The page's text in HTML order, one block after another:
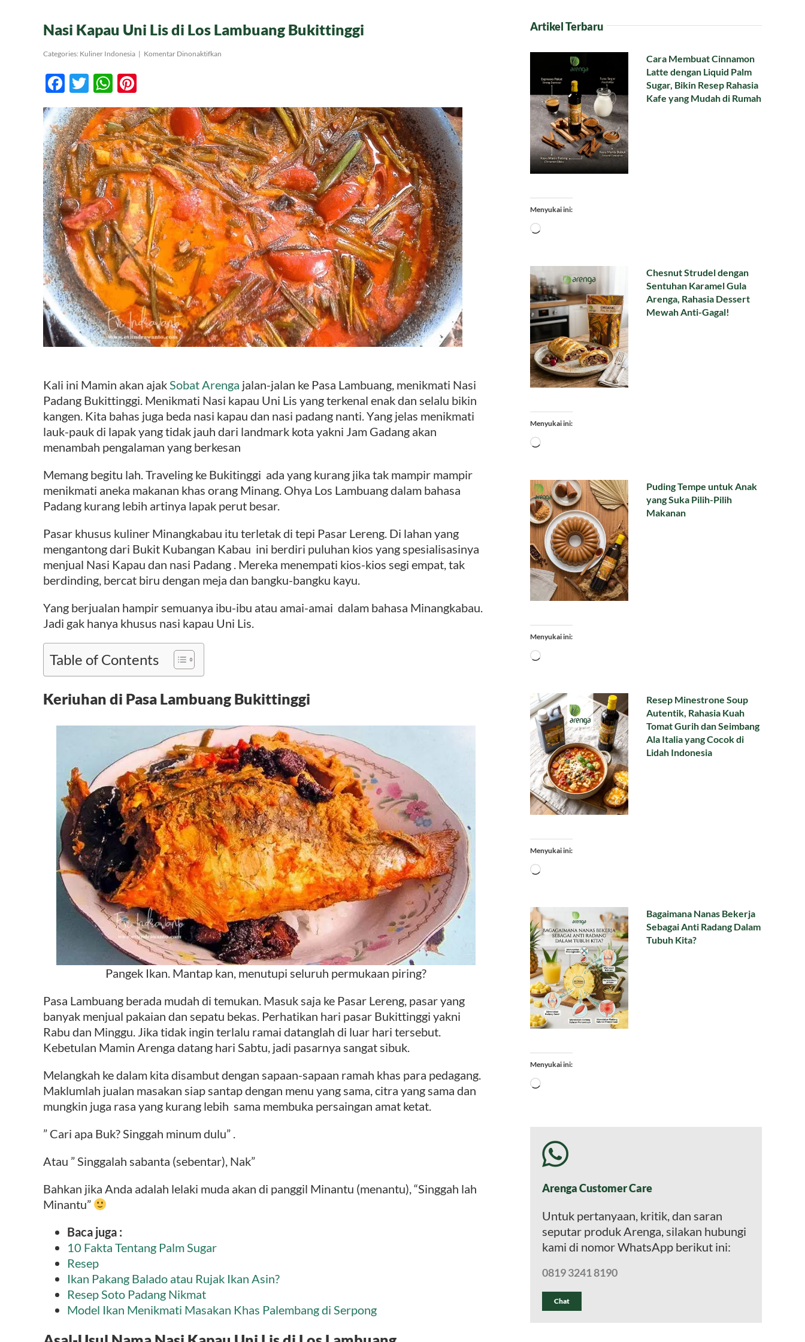
Nasi Kapau Uni Lis di Los Lambuang Bukittinggi
Categories: Kuliner Indonesia | Komentar Dinonaktifkan
Los
Lambuang
Bukittinggi
Facebook
TwitterWhatsApp
Kali ini Mamin akan ajakSobat Arenga jalan-jalan ke Pasa Lambuang, menikmati Nasi
Padang Bukittinggi. Menikmati Nasi kapau Uni Lis yang terkenal enak dan selalu bikin
kangen. Kita bahas juga beda nasi kapau dan nasi padang nanti. Yang jelas menikmati
lauk-pauk di lapak yang tidak jauh dari landmark kota yakni Jam Gadang akan
menambah pengalaman yang berkesan
Memang begitu lah. Traveling ke Bukitinggi ada yang kurang jika tak mampir mampir
menikmati aneka makanan khas orang Minang. Ohya Los Lambuang dalam bahasa
Padang kurang lebih artinya lapak perut besar.
Pasar khusus kuliner Minangkabau itu terletak di tepi Pasar Lereng. Di lahan yang
mengantong dari Bukit Kubangan Kabau ini berdiri puluhan kios yang spesialisasinya
menjual Nasi Kapau dan nasi Padang . Mereka menempati kios-kios segi empat, tak
berdinding, bercat biru dengan meja dan bangku-bangku kayu.
Yang berjualan hampir semuanya ibu-ibu atau amai-amai dalam bahasa Minangkabau.
Jadi gak hanya khusus nasi kapau Uni Lis.
Table of Contents
Keriuhan di Pasa Lambuang Bukittinggi
Pangek Ikan. Mantap kan, menutupi seluruh permukaan piring?
Pasa Lambuang berada mudah di temukan. Masuk saja ke Pasar Lereng, pasar yang
banyak menjual pakaian dan sepatu bekas. Perhatikan hari pasar Bukittinggi yakni
Rabu dan Minggu. Jika tidak ingin terlalu ramai datanglah di luar hari tersebut.
Kebetulan Mamin Arenga datang hari Sabtu, jadi pasarnya sangat sibuk.
Melangkah ke dalam kita disambut dengan sapaan-sapaan ramah khas para pedagang.
Maklumlah jualan masakan siap santap dengan menu yang sama, citra yang sama dan
mungkin juga rasa yang kurang lebih sama membuka persaingan amat ketat.
” Cari apa Buk? Singgah minum dulu” .
Atau ” Singgalah sabanta (sebentar), Nak”
Bahkan jika Anda adalah lelaki muda akan di panggil Minantu (menantu), “Singgah lah
Minantu”
Baca juga :
10 Fakta Tentang Palm Sugar
Resep
Ikan Pakang Balado atau Rujak Ikan Asin?
Resep Soto Padang Nikmat
Model Ikan Menikmati Masakan Khas Palembang di Serpong
Artikel Terbaru
Cara Membuat Cinnamon
Latte dengan Liquid Palm
Sugar, Bikin Resep Rahasia
Kafe yang Mudah di Rumah
Menyukai ini:
Memuat...
Chesnut Strudel dengan
Sentuhan Karamel Gula
Arenga, Rahasia Dessert
Mewah Anti-Gagal!
Menyukai ini:
Memuat...
Puding Tempe untuk Anak
yang Suka Pilih-Pilih
Makanan
Menyukai ini:
Memuat...
Resep Minestrone Soup
Autentik, Rahasia Kuah
Tomat Gurih dan Seimbang
Ala Italia yang Cocok di
Lidah Indonesia
Menyukai ini:
Memuat...
Bagaimana Nanas Bekerja
Sebagai Anti Radang Dalam
Tubuh Kita?
Menyukai ini:
Memuat...
Arenga Customer Care
Untuk pertanyaan, kritik, dan saran
seputar produk Arenga, silakan hubungi
kami di nomor WhatsApp berikut ini:
0819 3241 8190
Chat